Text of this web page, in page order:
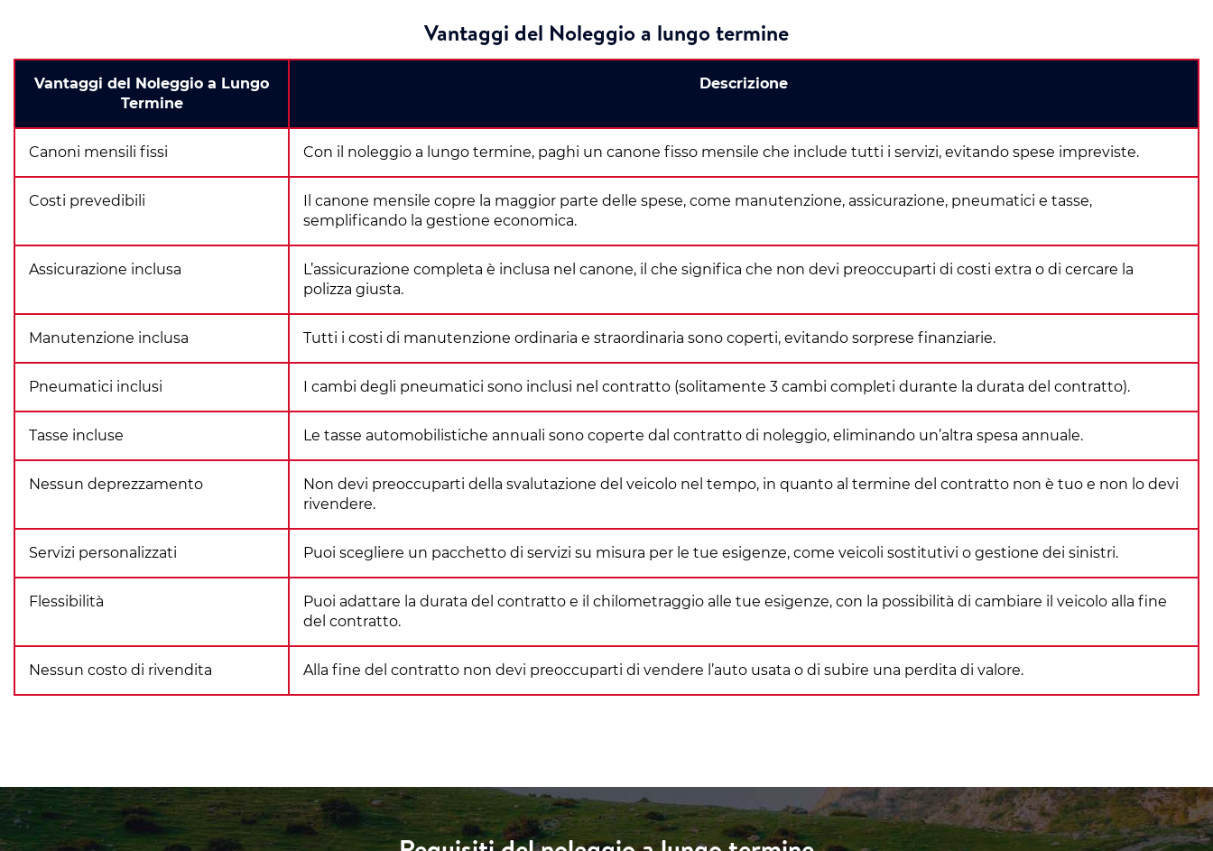
Vantaggi del Noleggio a lungo termine
Vantaggi del Noleggio a Lungo
Termine
Descrizione
Canoni mensili fissi Con il noleggio a lungo termine, paghi un canone fisso mensile che include tutti i servizi, evitando spese impreviste.
Costi prevedibili
Il canone mensile copre la maggior parte delle spese, come manutenzione, assicurazione, pneumatici e tasse,
semplificando la gestione economica.
Assicurazione inclusa
L’assicurazione completa è inclusa nel canone, il che significa che non devi preoccuparti di costi extra o di cercare la
polizza giusta.
Manutenzione inclusa Tutti i costi di manutenzione ordinaria e straordinaria sono coperti, evitando sorprese finanziarie.
Pneumatici inclusi I cambi degli pneumatici sono inclusi nel contratto (solitamente 3 cambi completi durante la durata del contratto).
Tasse incluse Le tasse automobilistiche annuali sono coperte dal contratto di noleggio, eliminando un’altra spesa annuale.
Nessun deprezzamento
Non devi preoccuparti della svalutazione del veicolo nel tempo, in quanto al termine del contratto non è tuo e non lo devi
rivendere.
Servizi personalizzati Puoi scegliere un pacchetto di servizi su misura per le tue esigenze, come veicoli sostitutivi o gestione dei sinistri.
Flessibilità
Puoi adattare la durata del contratto e il chilometraggio alle tue esigenze, con la possibilità di cambiare il veicolo alla fine
del contratto.
Nessun costo di rivendita Alla fine del contratto non devi preoccuparti di vendere l’auto usata o di subire una perdita di valore.